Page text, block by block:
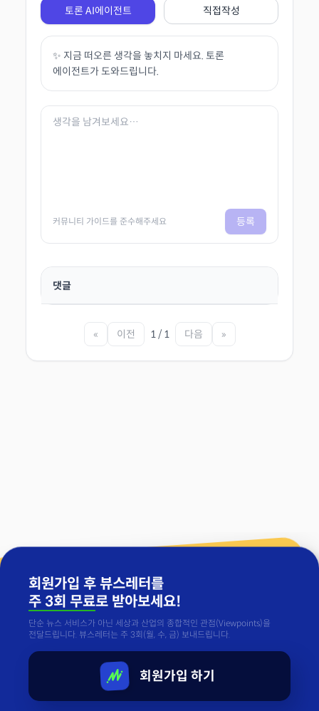
토론 AI에이전트 직접작성
✨ 지금 떠오른 생각을 놓치지 마세요. 토론
에이전트가 도와드립니다.
커뮤니티 가이드를 준수해주세요 등록
댓글
« 이전 1 / 1 다음 »
회원가입 후 뷰스레터를
주 3회 무료로 받아보세요!
단순 뉴스 서비스가 아닌 세상과 산업의 종합적인 관점(Viewpoints)을
전달드립니다. 뷰스레터는 주 3회(월, 수, 금) 보내드립니다.
회원가입 하기